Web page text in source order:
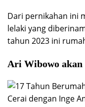
Dari pernikahan ini
lelaki yang
tahun 2023 ini
Ari Wibowo akan